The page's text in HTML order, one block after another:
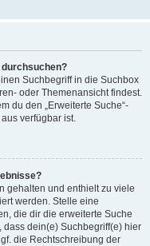
durchsuchen?
Suchbegriff in die Suchbox
oder Themenansicht findest.
du den „Erweiterte Suche“-
verfügbar ist.
gehalten und enthielt zu viele
werden. Stelle eine
die dir die erweiterte Suche
dass dein(e) Suchbegriff(e) hier
die Rechtschreibung der